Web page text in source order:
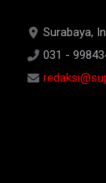
Surabaya,
031 -